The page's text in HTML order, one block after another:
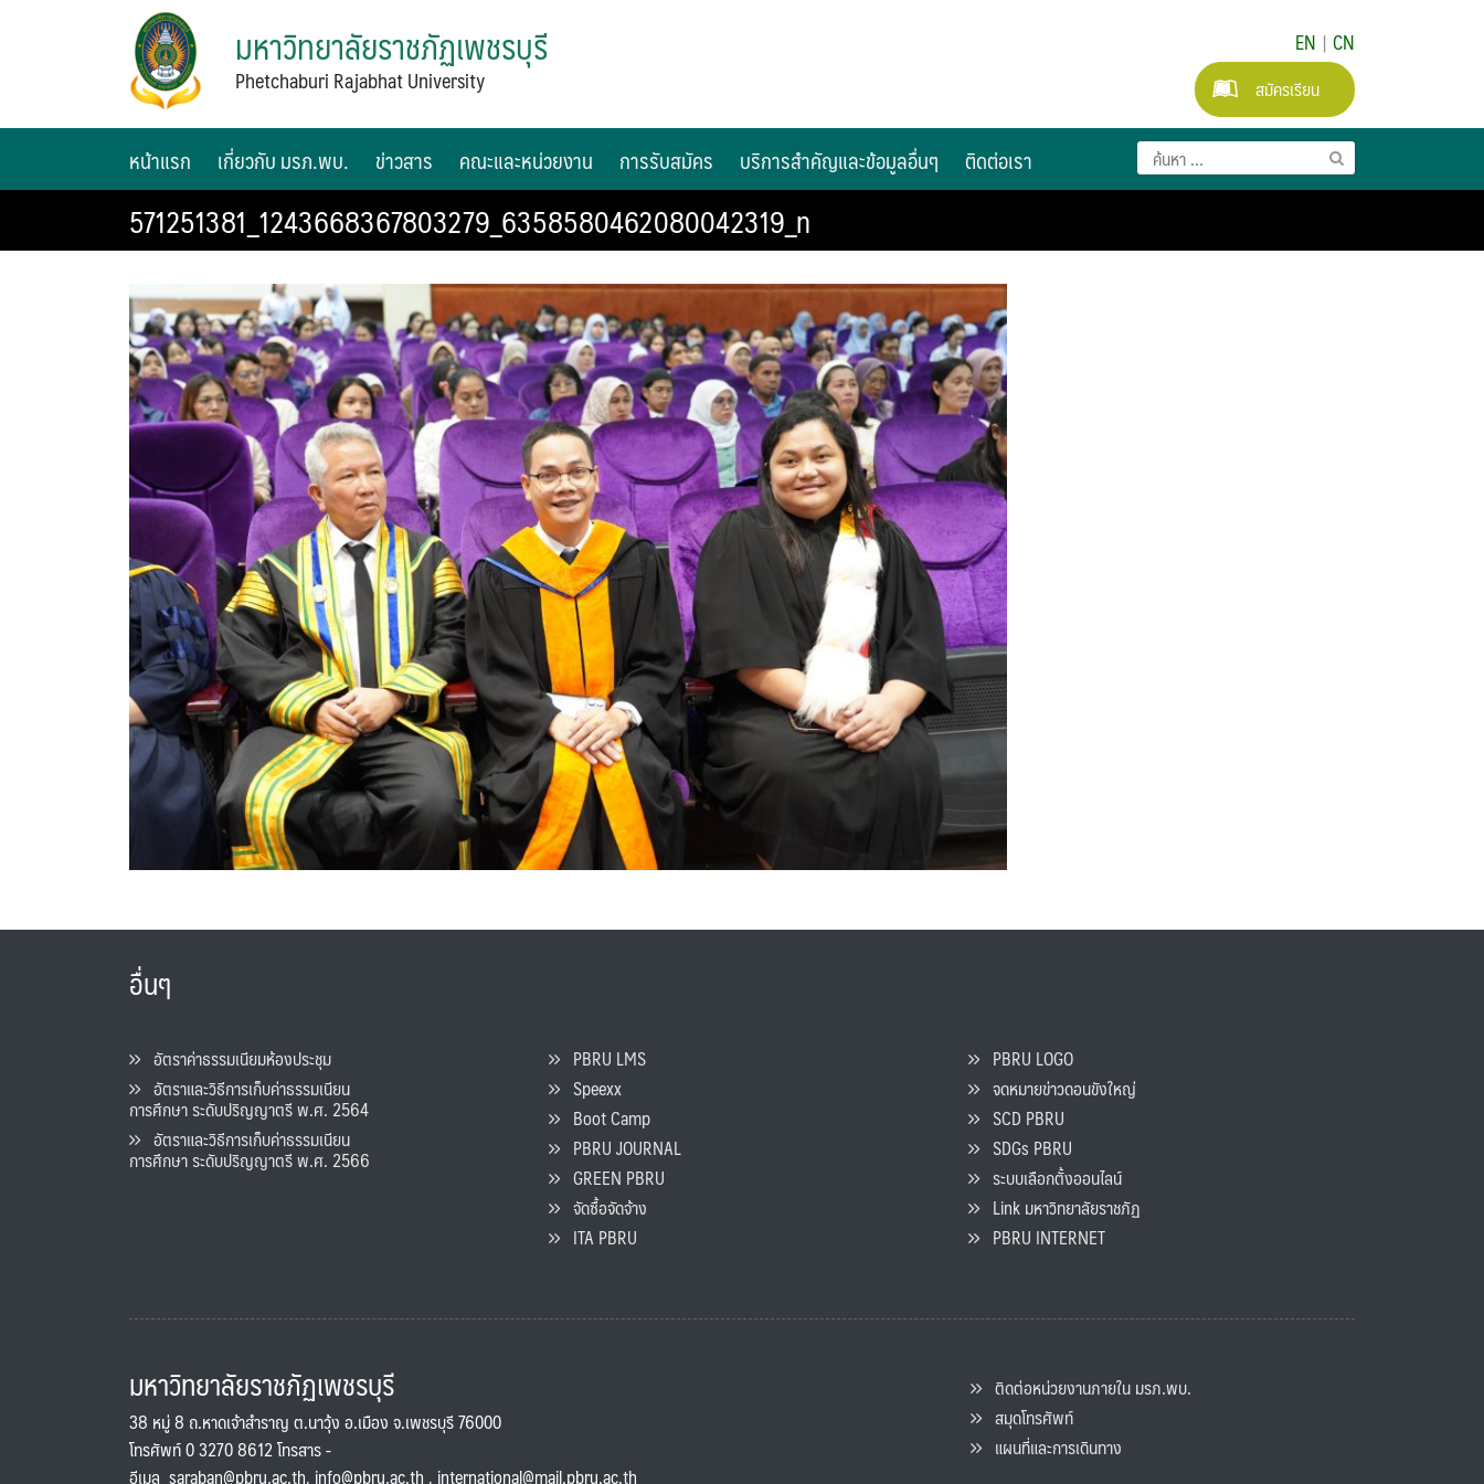
มหาวิทยาลัยราชภัฏเพชรบุรี
Phetchaburi Rajabhat University
EN | CN
สมัครเรียน
หน้าแรก เกี่ยวกับ มรภ.พบ. ข่าวสาร คณะและหน่วยงาน การรับสมัคร บริการสำคัญและข้อมูลอื่นๆ ติดต่อเรา
571251381_1243668367803279_6358580462080042319_n
อื่นๆ
อัตราค่าธรรมเนียมห้องประชุม
อัตราและวิธีการเก็บค่าธรรมเนียน
การศึกษา ระดับปริญญาตรี พ.ศ. 2564
อัตราและวิธีการเก็บค่าธรรมเนียน
การศึกษา ระดับปริญญาตรี พ.ศ. 2566
PBRU LMS
Speexx
Boot Camp
PBRU JOURNAL
GREEN PBRU
จัดซื้อจัดจ้าง
ITA PBRU
PBRU LOGO
จดหมายข่าวดอนขังใหญ่
SCD PBRU
SDGs PBRU
ระบบเลือกตั้งออนไลน์
Link มหาวิทยาลัยราชภัฏ
PBRU INTERNET
มหาวิทยาลัยราชภัฏเพชรบุรี
38 หมู่ 8 ถ.หาดเจ้าสำราญ ต.นาวุ้ง อ.เมือง จ.เพชรบุรี 76000
โทรศัพท์ 0 3270 8612 โทรสาร -
อีเมล saraban@pbru.ac.th, info@pbru.ac.th , international@mail.pbru.ac.th
ติดต่อหน่วยงานภายใน มรภ.พบ.
สมุดโทรศัพท์
แผนที่และการเดินทาง